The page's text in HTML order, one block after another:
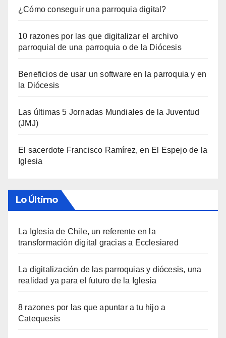
¿Cómo conseguir una parroquia digital?
10 razones por las que digitalizar el archivo
parroquial de una parroquia o de la Diócesis
Beneficios de usar un software en la parroquia y en
la Diócesis
Las últimas 5 Jornadas Mundiales de la Juventud
(JMJ)
El sacerdote Francisco Ramírez, en El Espejo de la
Iglesia
Lo Último
La Iglesia de Chile, un referente en la
transformación digital gracias a Ecclesiared
La digitalización de las parroquias y diócesis, una
realidad ya para el futuro de la Iglesia
8 razones por las que apuntar a tu hijo a
Catequesis